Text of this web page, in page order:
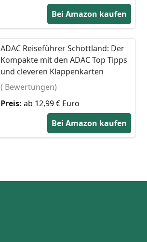
Bei Amazon kaufen
ADAC Reiseführer Schottland: Der
Kompakte mit den ADAC Top Tipps
und cleveren Klappenkarten
( Bewertungen)
Preis: ab 12,99 € Euro
Bei Amazon kaufen